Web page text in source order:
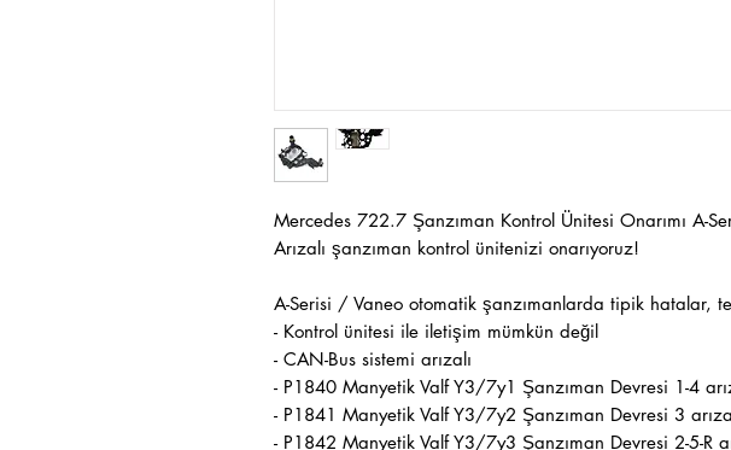
Mercedes 722.7 Şanzıman Kontrol Ünitesi Onarımı A-
Arızalı şanzıman kontrol ünitenizi onarıyoruz!
A-Serisi / Vaneo otomatik şanzımanlarda tipik hatalar,
- Kontrol ünitesi ile iletişim mümkün değil
- CAN-Bus sistemi arızalı
- P1840 Manyetik Valf Y3/7y1 Şanzıman Devresi 1-4
- P1841 Manyetik Valf Y3/7y2 Şanzıman Devresi 3
- P1842 Manyetik Valf Y3/7y3 Şanzıman Devresi 2-5-R